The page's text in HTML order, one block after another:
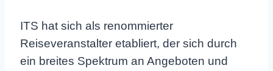
ITS hat sich als renommierter
Reiseveranstalter etabliert, der sich durch
ein breites Spektrum an Angeboten und